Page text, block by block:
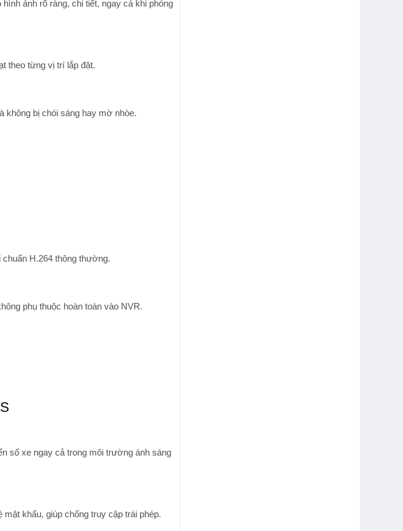
hình ảnh rõ ràng, chi tiết, ngay cả khi phóng
theo từng vị trí lắp đặt.
không bị chói sáng hay mờ nhòe.
H.264 thông thường.
phụ thuộc hoàn toàn vào NVR.
số xe ngay cả trong môi trường ánh sáng
mật khẩu, giúp chống truy cập trái phép.